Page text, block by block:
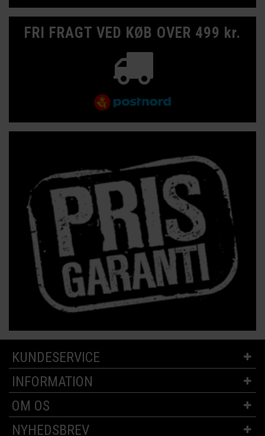
FRI FRAGT VED KØB OVER 499 kr.
KUNDESERVICE
INFORMATION
OM OS
NYHEDSBREV